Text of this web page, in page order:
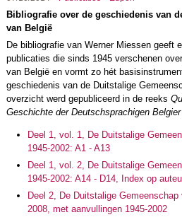
Bibliografie over de geschiedenis van
van België
De bibliografie van Werner Miessen geeft
publicaties die sinds 1945 verschenen
van België en vormt zo hét
geschiedenis van de Duitstalige
overzicht werd gepubliceerd in de reeks
Geschichte der Deutschsprachigen Belgier
Deel 1, vol. 1, De Duitstalige
1945-2002: A1 - A13
Deel 1, vol. 2, De Duitstalige
1945-2002: A14 - D14, Index op
Deel 2, De Duitstalige
2008, met aanvullingen 1945-2002